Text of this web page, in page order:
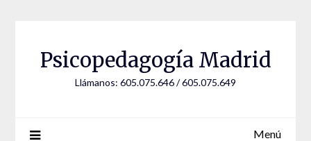
Psicopedagogía Madrid
Llámanos: 605.075.646 / 605.075.649
Menú